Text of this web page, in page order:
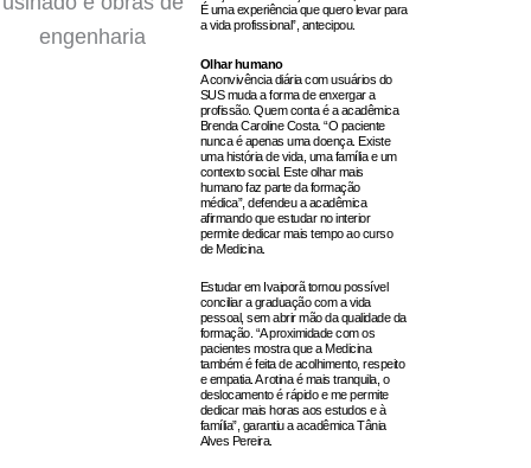
É uma experiência que quero levar para
a vida profissional”, antecipou.
Olhar humano
A convivência diária com usuários do
SUS muda a forma de enxergar a
profissão. Quem conta é a acadêmica
Brenda Caroline Costa. “O paciente
nunca é apenas uma doença. Existe
uma história de vida, uma família e um
contexto social. Este olhar mais
humano faz parte da formação
médica”, defendeu a acadêmica
afirmando que estudar no interior
permite dedicar mais tempo ao curso
de Medicina.
Estudar em Ivaiporã tornou possível
conciliar a graduação com a vida
pessoal, sem abrir mão da qualidade da
formação. “A proximidade com os
pacientes mostra que a Medicina
também é feita de acolhimento, respeito
e empatia. A rotina é mais tranquila, o
deslocamento é rápido e me permite
dedicar mais horas aos estudos e à
família”, garantiu a acadêmica Tânia
Alves Pereira.